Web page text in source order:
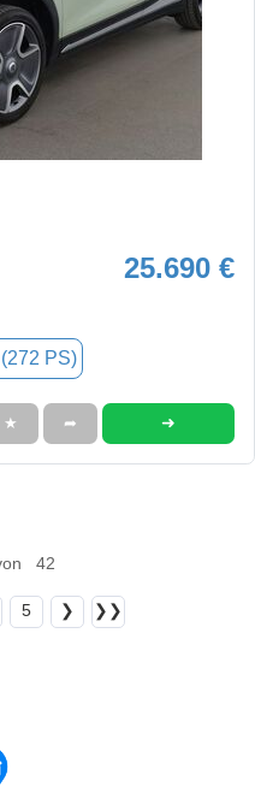
25.690 €
PS)
★ ➦ ➜
42
5 ❯ ❯❯